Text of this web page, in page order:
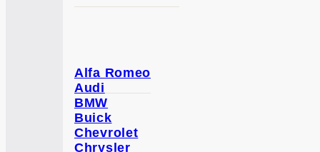
Alfa Romeo
Audi
BMW
Buick
Chevrolet
Chrysler